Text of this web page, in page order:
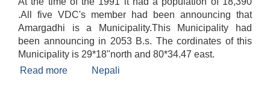
.All five VDC's member had been announcing that
Amargadhi is a Municipality.This Municipality had
been announcing in 2053 B.s. The cordinates of this
Municipality is 29*18"north and 80*34.47 east.
Read more about Welcome
Nepali